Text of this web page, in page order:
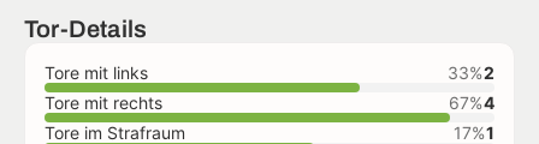
Tor-Details
Tore mit links 33%2
Tore mit rechts
67%4
Tore im Strafraum
17%1